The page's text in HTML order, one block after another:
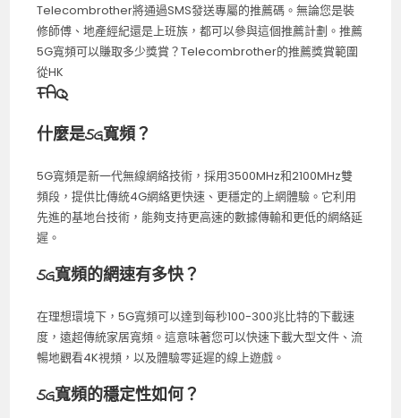
Telecombrother將通過SMS發送專屬的推薦碼。無論您是裝
修師傅、地產經紀還是上班族，都可以參與這個推薦計劃。推薦
5G寬頻可以賺取多少獎賞？Telecombrother的推薦獎賞範圍
從HK
FAQ
什麼是5G寬頻？
5G寬頻是新一代無線網絡技術，採用3500MHz和2100MHz雙
頻段，提供比傳統4G網絡更快速、更穩定的上網體驗。它利用
先進的基地台技術，能夠支持更高速的數據傳輸和更低的網絡延
遲。
5G寬頻的網速有多快？
在理想環境下，5G寬頻可以達到每秒100-300兆比特的下載速
度，遠超傳統家居寬頻。這意味著您可以快速下載大型文件、流
暢地觀看4K視頻，以及體驗零延遲的線上遊戲。
5G寬頻的穩定性如何？